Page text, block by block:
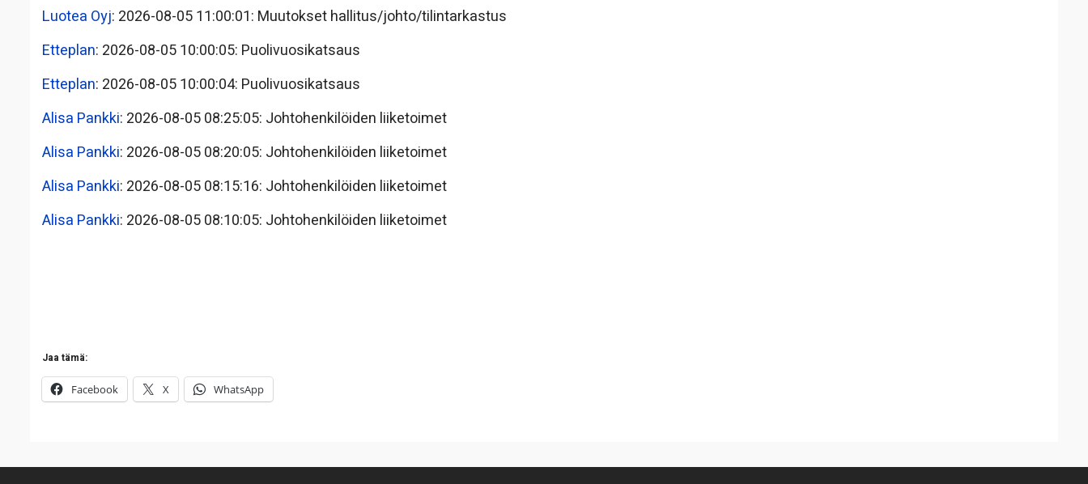
Luotea Oyj: 2026-08-05 11:00:01: Muutokset hallitus/johto/tilintarkastus
Etteplan: 2026-08-05 10:00:05: Puolivuosikatsaus
Etteplan: 2026-08-05 10:00:04: Puolivuosikatsaus
Alisa Pankki: 2026-08-05 08:25:05: Johtohenkilöiden liiketoimet
Alisa Pankki: 2026-08-05 08:20:05: Johtohenkilöiden liiketoimet
Alisa Pankki: 2026-08-05 08:15:16: Johtohenkilöiden liiketoimet
Alisa Pankki: 2026-08-05 08:10:05: Johtohenkilöiden liiketoimet
Jaa tämä:
Facebook X WhatsApp